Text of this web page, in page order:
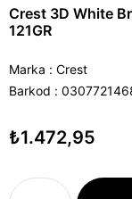
Crest 3D White
121GR
Marka : Crest
Barkod :
₺1.472,95